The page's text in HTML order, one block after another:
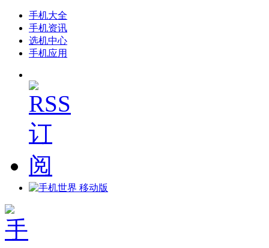
手机大全
手机资讯
选机中心
手机应用